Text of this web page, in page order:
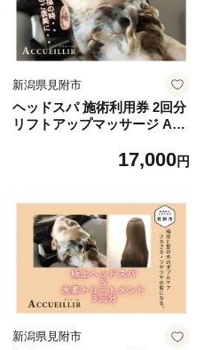
新潟県見附市
ヘッドスパ 施術利用券 2回分
リフトアップマッサージ AC
ケット 体験型 プレゼント ギ
17,000円
新潟県見附市